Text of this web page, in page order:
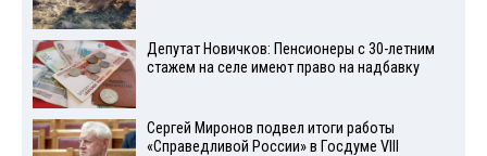
Депутат Новичков: Пенсионеры с 30-летним
стажем на селе имеют право на надбавку
Сергей Миронов подвел итоги работы
«Справедливой России» в Госдуме VIII